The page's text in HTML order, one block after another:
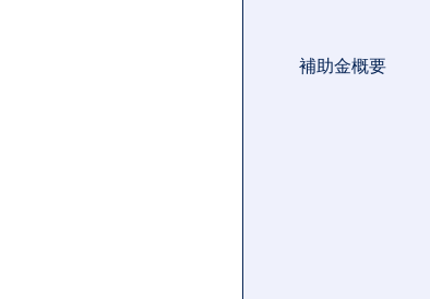
補助金概要